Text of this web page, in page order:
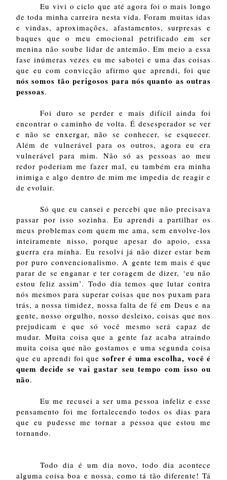
Eu vivi o ciclo que até agora foi o mais longo
de toda minha carreira nesta vida. Foram muitas idas
e vindas, aproximações, afastamentos, surpresas e
baques que o meu emocional petrificado em ser
menina não soube lidar de antemão. Em meio a essa
fase inúmeras vezes eu me sabotei e uma das coisas
que eu com convicção afirmo que aprendi, foi que
nós somos tão perigosos para nós quanto as outras
pessoas.
Foi duro se perder e mais difícil ainda foi
encontrar o caminho de volta. É desesperador se ver
e não se enxergar, não se conhecer, se esquecer.
Além de vulnerável para os outros, agora eu era
vulnerável para mim. Não só as pessoas ao meu
redor poderiam me fazer mal, eu também era minha
inimiga e algo dentro de mim me impedia de reagir e
de evoluir.
Só que eu cansei e percebi que não precisava
passar por isso sozinha. Eu aprendi a partilhar os
meus problemas com quem me ama, sem envolve-los
inteiramente nisso, porque apesar do apoio, essa
guerra era minha. Eu resolvi já não dizer estar bem
por puro convencionalismo. A gente tem mais é que
parar de se enganar e ter coragem de dizer, ‘eu não
estou feliz assim’. Todo dia temos que lutar contra
nós mesmos para superar coisas que nos puxam para
trás, a nossa timidez, nossa falta de fé em Deus e na
gente, nosso orgulho, nosso desleixo, coisas que nos
prejudicam e que só você mesmo será capaz de
mudar. Muita coisa que a gente faz acaba atraindo
muita coisa que não gostamos e uma segunda coisa
que eu aprendi foi que sofrer é uma escolha, você é
quem decide se vai gastar seu tempo com isso ou
não.
Eu me recusei a ser uma pessoa infeliz e esse
pensamento foi me fortalecendo todos os dias para
que eu pudesse me tornar a pessoa que estou me
tornando.
Todo dia é um dia novo, todo dia acontece
alguma coisa boa e nossa, como tá tão diferente! Tá